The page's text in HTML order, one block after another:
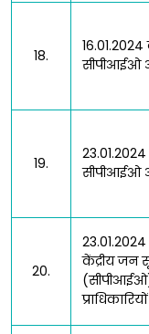
18.
सीपीआईओ
19.
सीपीआईओ
20.
केंद्रीय जन